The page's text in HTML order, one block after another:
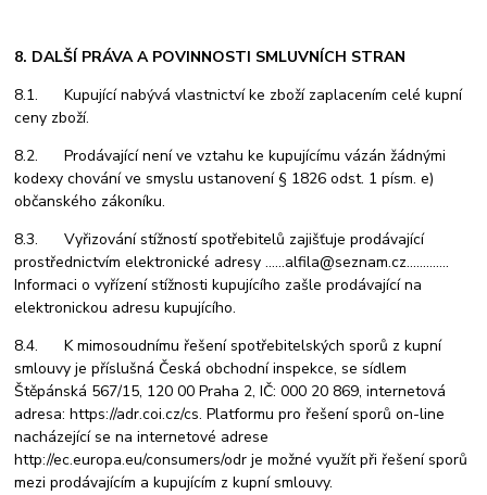
8. DALŠÍ PRÁVA A POVINNOSTI SMLUVNÍCH STRAN
8.1. Kupující nabývá vlastnictví ke zboží zaplacením celé kupní
ceny zboží.
8.2. Prodávající není ve vztahu ke kupujícímu vázán žádnými
kodexy chování ve smyslu ustanovení § 1826 odst. 1 písm. e)
občanského zákoníku.
8.3. Vyřizování stížností spotřebitelů zajišťuje prodávající
prostřednictvím elektronické adresy ……alfila@seznam.cz………….
Informaci o vyřízení stížnosti kupujícího zašle prodávající na
elektronickou adresu kupujícího.
8.4. K mimosoudnímu řešení spotřebitelských sporů z kupní
smlouvy je příslušná Česká obchodní inspekce, se sídlem
Štěpánská 567/15, 120 00 Praha 2, IČ: 000 20 869, internetová
adresa: https://adr.coi.cz/cs. Platformu pro řešení sporů on-line
nacházející se na internetové adrese
http://ec.europa.eu/consumers/odr je možné využít při řešení sporů
mezi prodávajícím a kupujícím z kupní smlouvy.